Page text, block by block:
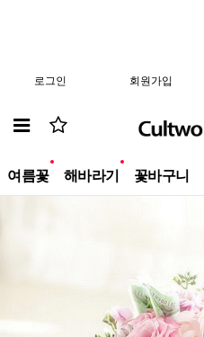
로그인 회원가입
여름꽃 해바라기 꽃바구니